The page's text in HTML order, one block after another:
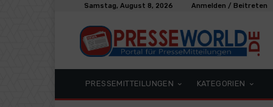
Samstag, August 8, 2026 Anmelden / Beitreten
PRESSEMITTEILUNGEN KATEGORIEN